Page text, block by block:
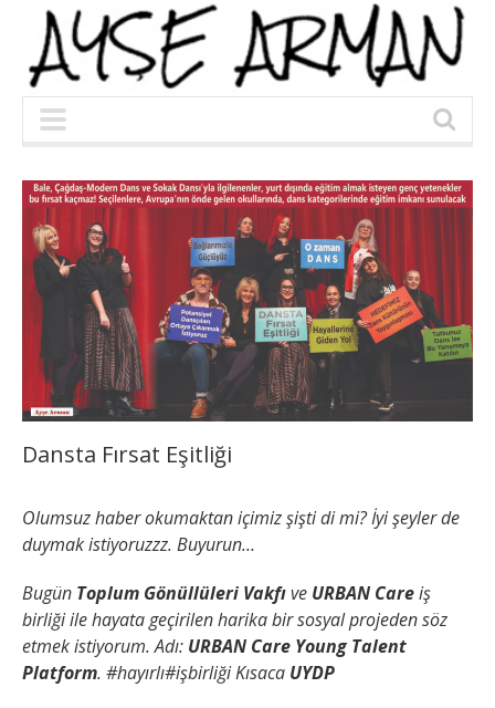
Dansta Fırsat Eşitliği
Olumsuz haber okumaktan içimiz şişti di mi? İyi şeyler de
duymak istiyoruzzz. Buyurun…
Bugün Toplum Gönüllüleri Vakfıve URBAN Careiş
birliği ile hayata geçirilen harika bir sosyal projeden söz
etmek istiyorum. Adı: URBAN Care Young Talent
Platform. #hayırlı#işbirliği Kısaca UYDP